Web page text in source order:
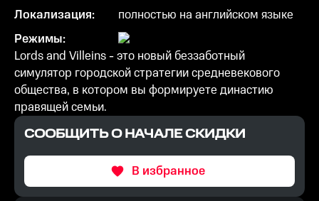
Локализация:
полностью на английском языке
Режимы:
Lords and Villeins - это новый беззаботный
симулятор городской стратегии средневекового
общества, в котором вы формируете династию
правящей семьи.
СООБЩИТЬ О НАЧАЛЕ СКИДКИ
В избранное